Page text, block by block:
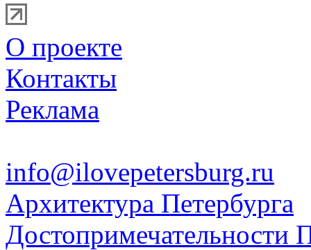
О проекте
Контакты
Реклама
info@ilovepetersburg.ru
Архитектура Петербурга
Достопримечательности